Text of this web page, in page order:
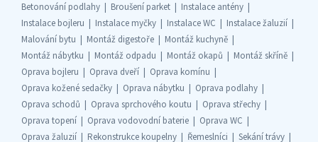
Betonování podlahy
Broušení parket
Instalace antény
Instalace bojleru
Instalace myčky Instalace WC
Instalace žaluzií
Malování bytu
Montáž digestoře
Montáž kuchyně
Montáž nábytku
Montáž odpadu Montáž okapů
Montáž skříně
Oprava bojleru
Oprava dveří
Oprava komínu
Oprava kožené sedačky
Oprava nábytku
Oprava podlahy
Oprava schodů
Oprava sprchového koutu
Oprava střechy
Oprava topení
Oprava vodovodní baterie
Oprava WC
Oprava žaluzií
Rekonstrukce koupelny Řemeslníci Sekání trávy